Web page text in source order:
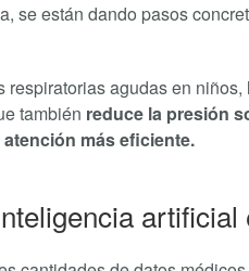
se están dando pasos
respiratorias agudas en
también reduce la presión
más eficiente.
artificial